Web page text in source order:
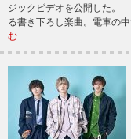
ジックビデオを公開した。
る書き下ろし楽曲。電車の
む